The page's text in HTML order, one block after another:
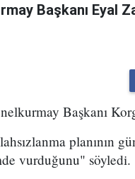
Başkanı Eyal
Başkanı
planının
vurduğunu" söyledi.